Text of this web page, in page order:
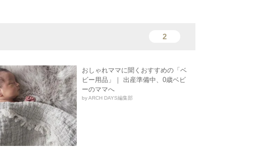
2
おしゃれママに聞くおすすめの「ベ
ビー用品」｜ 出産準備中、0歳ベビ
ーのママへ
by ARCH DAYS編集部